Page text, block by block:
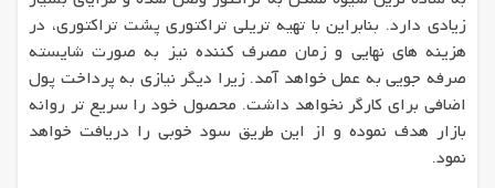
زیادی دارد. بنابراین با تهیه تریلی تراکتوری پشت تراکتوری، در
هزینه های نهایی و زمان مصرف کننده نیز به صورت شایسته
صرفه جویی به عمل خواهد آمد. زیرا دیگر نیازی به پرداخت پول
اضافی برای کارگر نخواهد داشت. محصول خود را سریع تر روانه
بازار هدف نموده و از این طریق سود خوبی را دریافت خواهد
نمود.